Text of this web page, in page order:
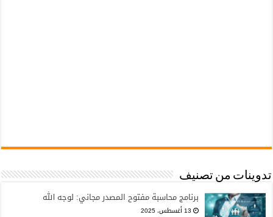
تدوينات من تصنيف
برنامج محاسبة مفتوح المصدر مجاني: لوجه الله
13 أغسطس، 2025